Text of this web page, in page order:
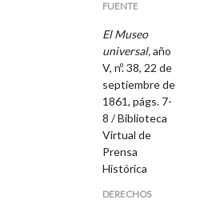
FUENTE
El Museo
universal,año
V, nº. 38, 22 de
septiembre de
1861, págs. 7-
8 / Biblioteca
Virtual de
Prensa
Histórica
DERECHOS